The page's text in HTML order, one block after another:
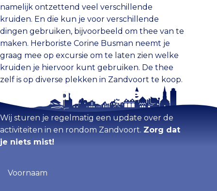
namelijk ontzettend veel verschillende
kruiden. En die kun je voor verschillende
dingen gebruiken, bijvoorbeeld om thee van te
maken. Herboriste Corine Busman neemt je
graag mee op excursie om te laten zien welke
kruiden je hiervoor kunt gebruiken. De thee
zelf is op diverse plekken in Zandvoort te koop.
Blijf op de hoogte
Wij sturen je regelmatig een update over de
activiteiten in en rondom Zandvoort. Zorg dat
je niets mist!
(Vereist)